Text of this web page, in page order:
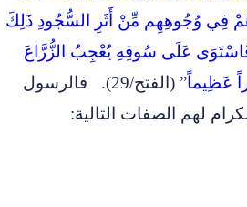
فِي وُجُوهِهِم مِّنْ أَثَرِ السُّجُودِ ذَلِكَ
عَلَى سُوقِهِ يُعْجِبُ الزُّرَّاعَ
عَظِيماً” (الفتح/29).
فالرسول
لهم الصفات التالية: